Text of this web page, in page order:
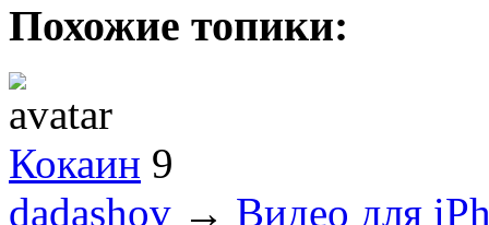
Похожие топики:
Кокаин 9
dadashov → Видео для